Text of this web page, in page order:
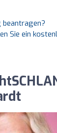
beantragen?
Sie ein